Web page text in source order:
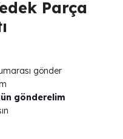
Parça
gönder
gönderelim